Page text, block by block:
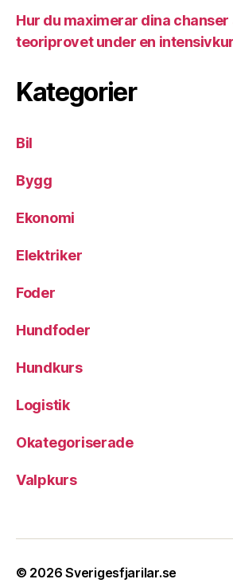
Hur du maximerar dina chanser
teoriprovet under en
Kategorier
Bil
Bygg
Ekonomi
Elektriker
Foder
Hundfoder
Hundkurs
Logistik
Okategoriserade
Valpkurs
© 2026Sverigesfjarilar.se